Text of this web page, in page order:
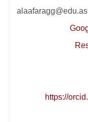
https://